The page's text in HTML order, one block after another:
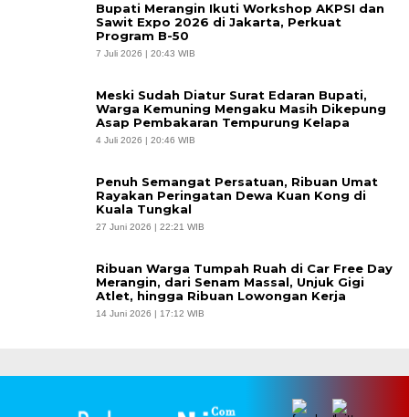
Bupati Merangin Ikuti Workshop AKPSI dan
Sawit Expo 2026 di Jakarta, Perkuat
Program B-50
7 Juli 2026 | 20:43 WIB
Meski Sudah Diatur Surat Edaran Bupati,
Warga Kemuning Mengaku Masih Dikepung
Asap Pembakaran Tempurung Kelapa
4 Juli 2026 | 20:46 WIB
Penuh Semangat Persatuan, Ribuan Umat
Rayakan Peringatan Dewa Kuan Kong di
Kuala Tungkal
27 Juni 2026 | 22:21 WIB
Ribuan Warga Tumpah Ruah di Car Free Day
Merangin, dari Senam Massal, Unjuk Gigi
Atlet, hingga Ribuan Lowongan Kerja
14 Juni 2026 | 17:12 WIB